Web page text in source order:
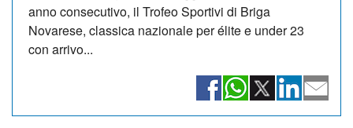
anno consecutivo, il Trofeo Sportivi di Briga
Novarese, classica nazionale per élite e under 23
con arrivo...